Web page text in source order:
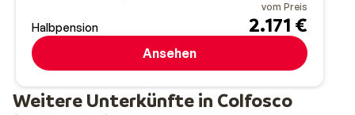
Halbpension
vom Preis
2.171 €
Ansehen
Weitere Unterkünfte in Colfosco